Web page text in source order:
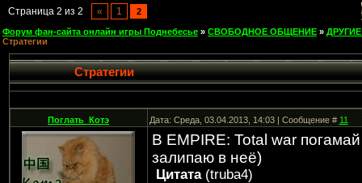
Страница 2 из 2 « 1 2
Форум фан-сайта онлайн игры Поднебесье » СВОБОДНОЕ ОБЩЕНИЕ »
Стратегии
Стратегии
Поглать_Котэ Дата: Среда, 03.04.2013, 14:03 | Сообщение #11
В EMPIRE: Total war
залипаю в неё)
Цитата(truba4)